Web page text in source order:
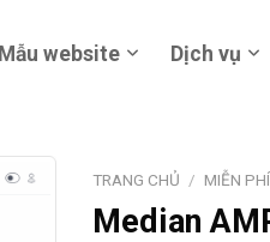
Mẫu website Dịch vụ
TRANG CHỦ / MIỄN PHÍ
Median